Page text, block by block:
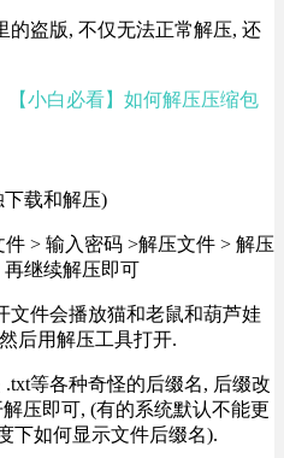
的盗版, 不仅无法正常解压, 还
【小白必看】如何解压压缩包
下载和解压)
> 输入密码 >解压文件 > 解压
再继续解压即可
文件会播放猫和老鼠和葫芦娃
后用解压工具打开.
等各种奇怪的后缀名, 后缀改
压即可, (有的系统默认不能更
下如何显示文件后缀名).